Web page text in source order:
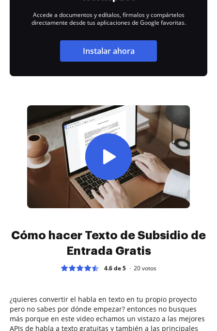
Accede a documentos y edítalos, fírmalos y compártelos
directamente desde tus aplicaciones de Google favoritas.
Instalar ahora
Cómo hacer Texto de Subsidio de
Entrada Gratis
4.6 de 5 20votos
¿quieres convertir el habla en texto en tu propio proyecto
pero no sabes por dónde empezar? entonces no busques
más porque en este video echamos un vistazo a las mejores
APIs de habla a texto gratuitas y también a las principales